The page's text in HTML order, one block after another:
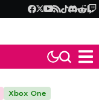
Xbox One